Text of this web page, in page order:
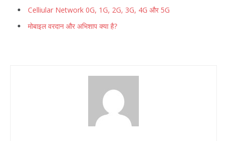
Celliular Network 0G, 1G, 2G, 3G, 4G और 5G
मोबाइल वरदान और अभिशाप क्या है?